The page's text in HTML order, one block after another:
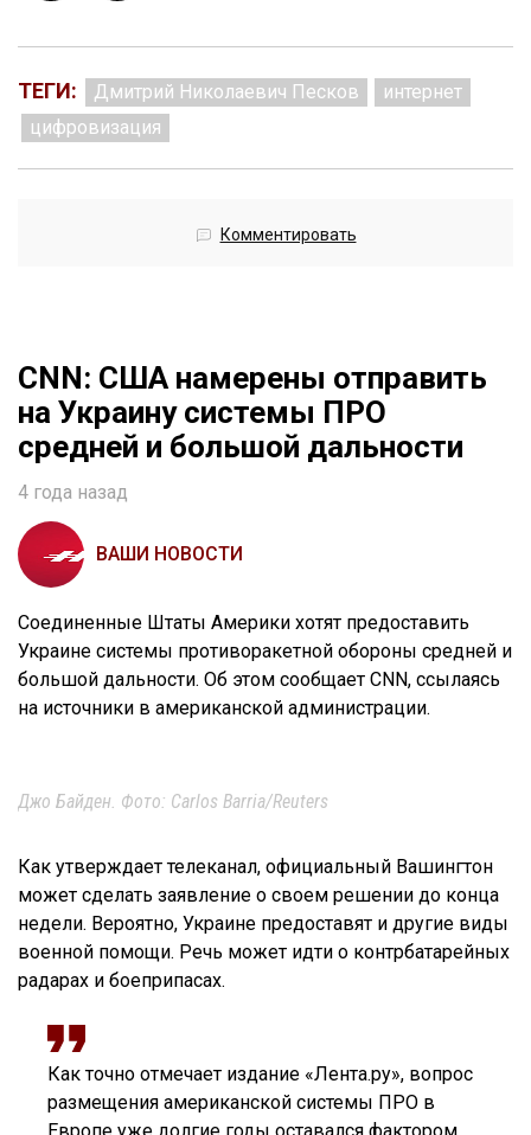
ТЕГИ: Дмитрий Николаевич Песков
интернет
цифровизация
Комментировать
CNN: США намерены отправить
на Украину системы ПРО
средней и большой дальности
4 года назад
ВАШИ НОВОСТИ
Соединенные Штаты Америки хотят предоставить
Украине системы противоракетной обороны средней и
большой дальности. Об этом сообщает CNN, ссылаясь
на источники в американской администрации.
Джо Байден. Фото: Carlos Barria/Reuters
Как утверждает телеканал, официальный Вашингтон
может сделать заявление о своем решении до конца
недели. Вероятно, Украине предоставят и другие виды
военной помощи. Речь может идти о контрбатарейных
радарах и боеприпасах.
Как точно отмечает издание «Лента.ру», вопрос
размещения американской системы ПРО в